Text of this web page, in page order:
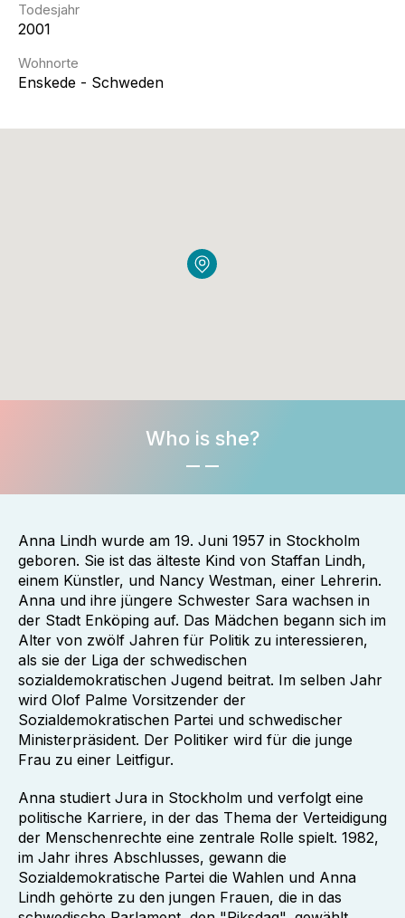
Todesjahr
2001
Wohnorte
Enskede - Schweden
Who is she?
Anna Lindh wurde am 19. Juni 1957 in Stockholm
geboren. Sie ist das älteste Kind von Staffan Lindh,
einem Künstler, und Nancy Westman, einer Lehrerin.
Anna und ihre jüngere Schwester Sara wachsen in
der Stadt Enköping auf. Das Mädchen begann sich im
Alter von zwölf Jahren für Politik zu interessieren,
als sie der Liga der schwedischen
sozialdemokratischen Jugend beitrat. Im selben Jahr
wird Olof Palme Vorsitzender der
Sozialdemokratischen Partei und schwedischer
Ministerpräsident. Der Politiker wird für die junge
Frau zu einer Leitfigur.
Anna studiert Jura in Stockholm und verfolgt eine
politische Karriere, in der das Thema der Verteidigung
der Menschenrechte eine zentrale Rolle spielt. 1982,
im Jahr ihres Abschlusses, gewann die
Sozialdemokratische Partei die Wahlen und Anna
Lindh gehörte zu den jungen Frauen, die in das